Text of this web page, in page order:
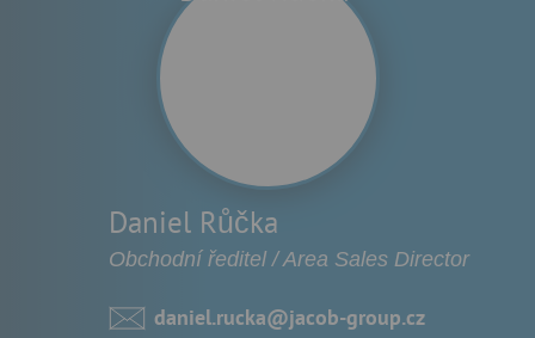
Daniel Růčka
Obchodní ředitel / Area Sales Director
daniel.rucka@jacob-group.cz